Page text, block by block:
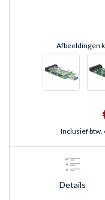
Afbeeldingen
Inclusief btw,
Details